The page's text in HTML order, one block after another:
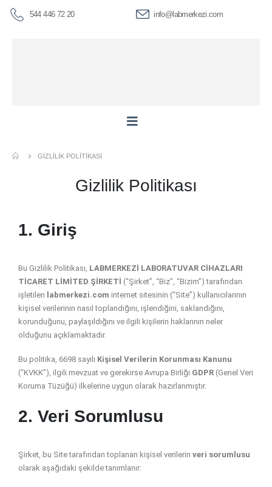
544 446 72 20 info@labmerkezi.com
GIZLILIK POLITIKASI
Gizlilik Politikası
1. Giriş
Bu Gizlilik Politikası, LABMERKEZİ LABORATUVAR CİHAZLARI
TİCARET LİMİTED ŞİRKETİ (“Şirket”, “Biz”, “Bizim”) tarafından
işletilen labmerkezi.com internet sitesinin (“Site”) kullanıcılarının
kişisel verilerinin nasıl toplandığını, işlendiğini, saklandığını,
korunduğunu, paylaşıldığını ve ilgili kişilerin haklarının neler
olduğunu açıklamaktadır.
Bu politika, 6698 sayılı Kişisel Verilerin Korunması Kanunu
(“KVKK”), ilgili mevzuat ve gerekirse Avrupa Birliği GDPR (Genel Veri
Koruma Tüzüğü) ilkelerine uygun olarak hazırlanmıştır.
2. Veri Sorumlusu
Şirket, bu Site tarafından toplanan kişisel verilerin veri sorumlusu
olarak aşağıdaki şekilde tanımlanır: